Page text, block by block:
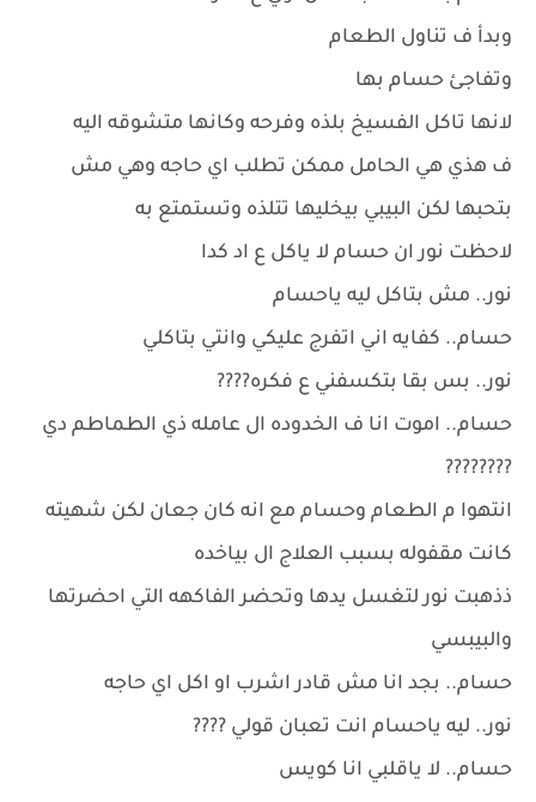
وبدأ ف تناول الطعام
وتفاجئ حسام بها
لانها تاكل الفسيخ بلذه وفرحه وكانها متشوقه اليه
ف هذي هي الحامل ممكن تطلب اي حاجه وهي مش
بتحبها لكن البيبي بيخليها تتلذه وتستمتع به
لاحظت نور ان حسام لا ياكل ع اد كدا
نور.. مش بتاكل ليه ياحسام
حسام.. كفايه اني اتفرج عليكي وانتي بتاكلي
نور.. بس بقا بتكسفني ع فكره????
حسام.. اموت انا ف الخدوده ال عامله ذي الطماطم دي
????????
انتهوا م الطعام وحسام مع انه كان جعان لكن شهيته
كانت مقفوله بسبب العلاج ال بياخده
ذذهبت نور لتغسل يدها وتحضر الفاكهه التي احضرتها
والبيبسي
حسام.. بجد انا مش قادر اشرب او اكل اي حاجه
نور.. ليه ياحسام انت تعبان قولي ????
حسام.. لا ياقلبي انا كويس